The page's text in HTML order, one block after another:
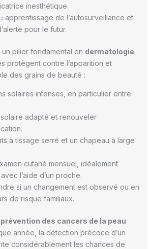
inesthétique.
apprentissage de l’autosurveillance et
pour le futur.
pilier fondamental en dermatologie.
protègent contre l’apparition et
des grains de beauté :
solaires intenses, en particulier entre
adapté et renouveler
à tissage serré et un chapeau à large
cutané mensuel, idéalement
l’aide d’un proche.
si un changement est observé ou en
de risque familiaux.
prévention des cancers de la peau
année, la détection précoce d’un
considérablement les chances de